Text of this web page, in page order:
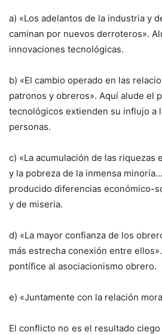
a) «Los adelantos de la industria y
caminan por nuevos derroteros».
innovaciones tecnológicas.
b) «El cambio operado en las
patronos y obreros». Aquí alude el
tecnológicos extienden su influjo a
personas.
c) «La acumulación de las riquezas
y la pobreza de la inmensa
producido diferencias económico-
y de miseria.
d) «La mayor confianza de los
más estrecha conexión entre
pontífice al asociacionismo obrero.
e) «Juntamente con la relación
El conflicto no es el resultado